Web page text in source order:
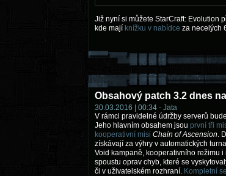
Již nyní si můžete StarCraft: Evolution
kde mají knížku v nabídce za necelých
Obsahový patch 3.2 dnes
30.03.2016 | 00:34 - Jata
V rámci pravidelné údržby serverů
Jeho hlavním obsahem jsou první tři
kooperativní misi Chain of Ascension.
získávají za výhry v automatických
Void kampaně, kooperativního režimu
spoustu oprav chyb, které se
či v uživatelském rozhraní. Kompletní